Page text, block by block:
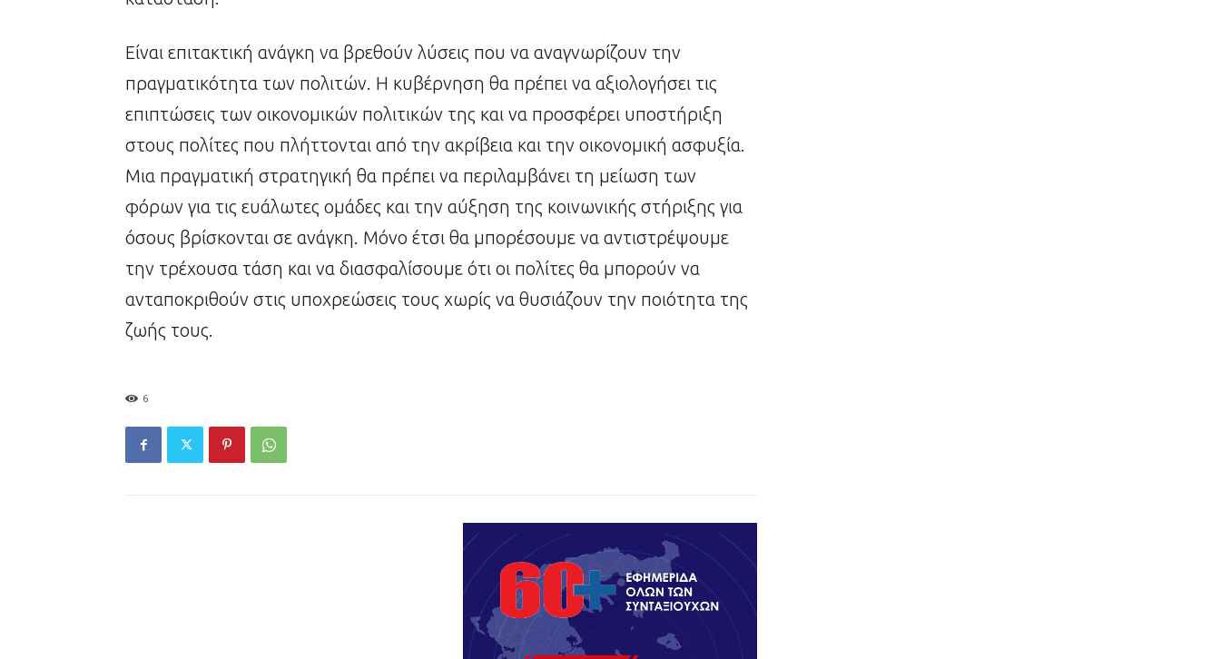
Είναι επιτακτική ανάγκη να βρεθούν λύσεις που να αναγνωρίζουν την
πραγματικότητα των πολιτών. Η κυβέρνηση θα πρέπει να αξιολογήσει τις
επιπτώσεις των οικονομικών πολιτικών της και να προσφέρει υποστήριξη
στους πολίτες που πλήττονται από την ακρίβεια και την οικονομική ασφυξία.
Μια πραγματική στρατηγική θα πρέπει να περιλαμβάνει τη μείωση των
φόρων για τις ευάλωτες ομάδες και την αύξηση της κοινωνικής στήριξης για
όσους βρίσκονται σε ανάγκη. Μόνο έτσι θα μπορέσουμε να αντιστρέψουμε
την τρέχουσα τάση και να διασφαλίσουμε ότι οι πολίτες θα μπορούν να
ανταποκριθούν στις υποχρεώσεις τους χωρίς να θυσιάζουν την ποιότητα της
ζωής τους.
6